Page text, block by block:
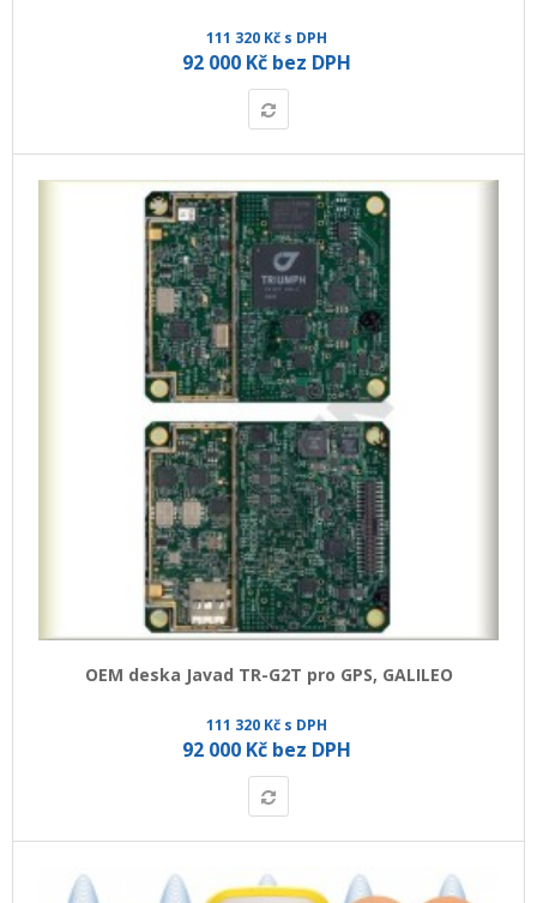
111 320 Kč s DPH
92 000 Kč bez DPH
OEM deska Javad TR-G2T pro GPS, GALILEO
111 320 Kč s DPH
92 000 Kč bez DPH